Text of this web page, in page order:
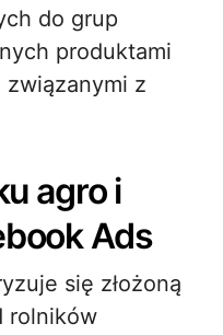
do grup
produktami
związanymi z
agro i
Ads
się złożoną
rolników